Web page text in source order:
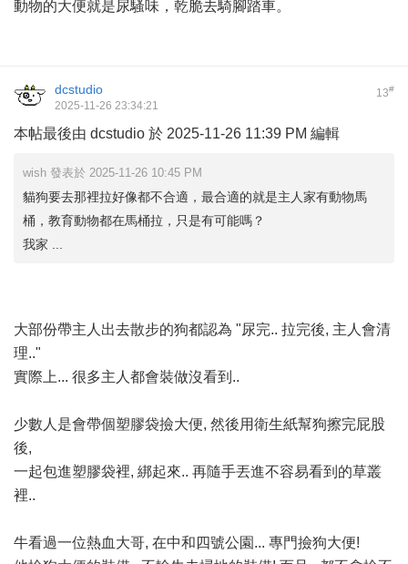
動物的大便就是尿騷味，乾脆去騎腳踏車。
13#
dcstudio
2025-11-26 23:34:21
本帖最後由 dcstudio 於 2025-11-26 11:39 PM 編輯
wish 發表於 2025-11-26 10:45 PM
貓狗要去那裡拉好像都不合適，最合適的就是主人家有動物馬
桶，教育動物都在馬桶拉，只是有可能嗎？
我家 ...
大部份帶主人出去散步的狗都認為 "尿完.. 拉完後, 主人會清
理.."
實際上... 很多主人都會裝做沒看到..
少數人是會帶個塑膠袋撿大便, 然後用衛生紙幫狗擦完屁股
後,
一起包進塑膠袋裡, 綁起來.. 再隨手丟進不容易看到的草叢
裡..
牛看過一位熱血大哥, 在中和四號公園... 專門撿狗大便!